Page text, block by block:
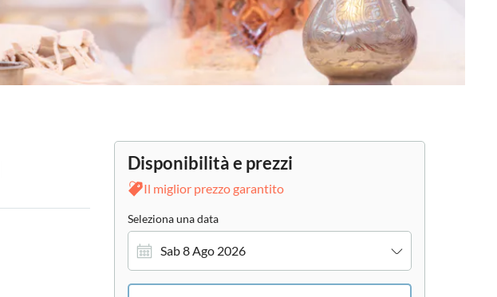
Disponibilità e prezzi
Il miglior prezzo garantito
Seleziona una data
Sab 8 Ago 2026